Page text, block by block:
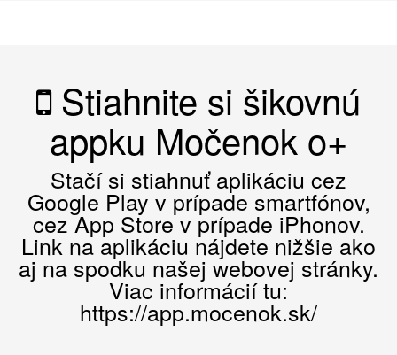
Stiahnite si šikovnú
appku Močenok o+
Stačí si stiahnuť aplikáciu cez
Google Play v prípade smartfónov,
cez App Store v prípade iPhonov.
Link na aplikáciu nájdete nižšie ako
aj na spodku našej webovej stránky.
Viac informácií tu:
https://app.mocenok.sk/